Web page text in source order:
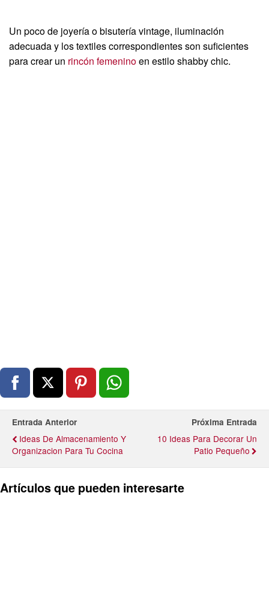
Un poco de joyería o bisutería vintage, iluminación
adecuada y los textiles correspondientes son suficientes
para crear un rincón femenino en estilo shabby chic.
Entrada Anterior
Ideas De Almacenamiento Y
Organizacion Para Tu Cocina
Próxima Entrada
10 Ideas Para Decorar Un
Patio Pequeño
Artículos que pueden interesarte